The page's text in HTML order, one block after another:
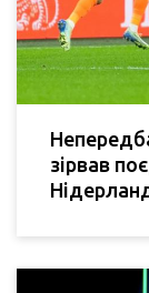
зірвав